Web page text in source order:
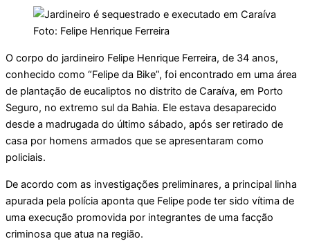
Foto: Felipe Henrique Ferreira
O corpo do jardineiro Felipe Henrique Ferreira, de 34 anos,
conhecido como “Felipe da Bike”, foi encontrado em uma área
de plantação de eucaliptos no distrito de Caraíva, em Porto
Seguro, no extremo sul da Bahia. Ele estava desaparecido
desde a madrugada do último sábado, após ser retirado de
casa por homens armados que se apresentaram como
policiais.
De acordo com as investigações preliminares, a principal linha
apurada pela polícia aponta que Felipe pode ter sido vítima de
uma execução promovida por integrantes de uma facção
criminosa que atua na região.